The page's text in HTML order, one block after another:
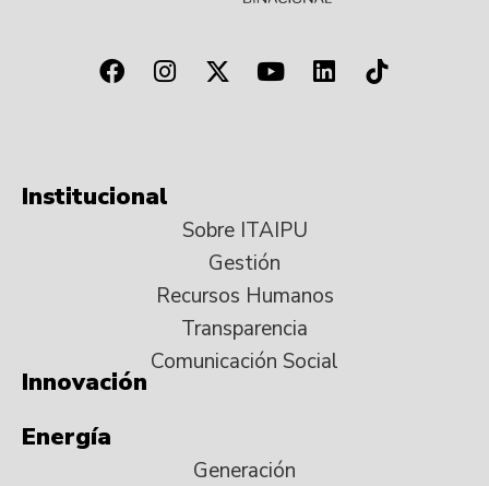
Institucional
Sobre ITAIPU
Gestión
Recursos Humanos
Transparencia
Comunicación Social
Innovación
Energía
Generación